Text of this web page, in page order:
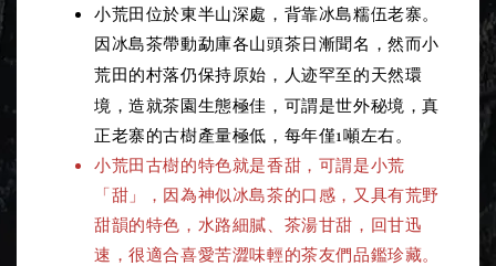
小荒田位於東半山深處，背靠冰島糯伍老寨。
因冰島茶帶動勐庫各山頭茶日漸聞名，然而小
荒田的村落仍保持原始， 人迹罕至的天然環
境，造就茶園生態極佳， 可謂是世外秘境，真
正老寨的古樹產量極低，每年僅1噸左右。
小荒田古樹的特色就是香甜，可謂是小荒
「甜」，因為神似冰島茶的口感，又具有荒野
甜韻的特色，水路細膩、茶湯甘甜，回甘迅
速，很適合喜愛苦澀味輕的茶友們品鑑珍藏。